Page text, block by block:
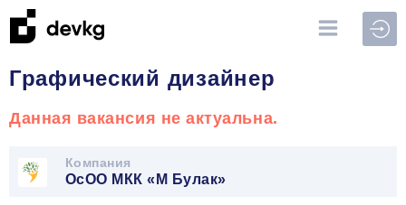
Графический дизайнер
Данная вакансия не актуальна.
Компания
ОсОО МКК «М Булак»